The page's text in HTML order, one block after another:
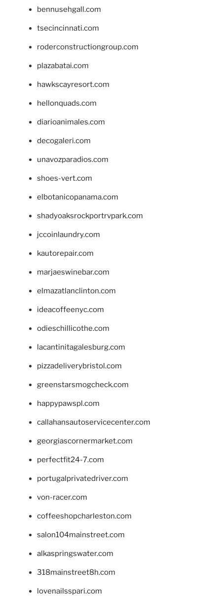
bennusehgall.com
tsecincinnati.com
roderconstructiongroup.com
plazabatai.com
hawkscayresort.com
hellonquads.com
diarioanimales.com
decogaleri.com
unavozparadios.com
shoes-vert.com
elbotanicopanama.com
shadyoaksrockportrvpark.com
jccoinlaundry.com
kautorepair.com
marjaeswinebar.com
elmazatlanclinton.com
ideacoffeenyc.com
odieschillicothe.com
lacantinitagalesburg.com
pizzadeliverybristol.com
greenstarsmogcheck.com
happypawspl.com
callahansautoservicecenter.com
georgiascornermarket.com
perfectfit24-7.com
portugalprivatedriver.com
von-racer.com
coffeeshopcharleston.com
salon104mainstreet.com
alkaspringswater.com
318mainstreet8h.com
lovenailsspari.com